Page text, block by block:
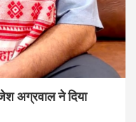
अग्रवाल ने दिया